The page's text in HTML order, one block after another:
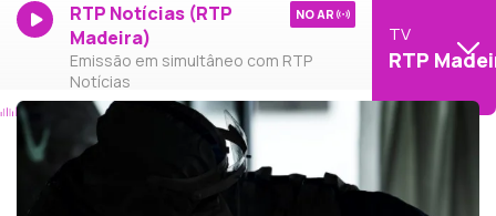
RTP Notícias (RTP
Madeira)
Emissão em simultâneo com RTP
Notícias
NO AR
TV
RTP